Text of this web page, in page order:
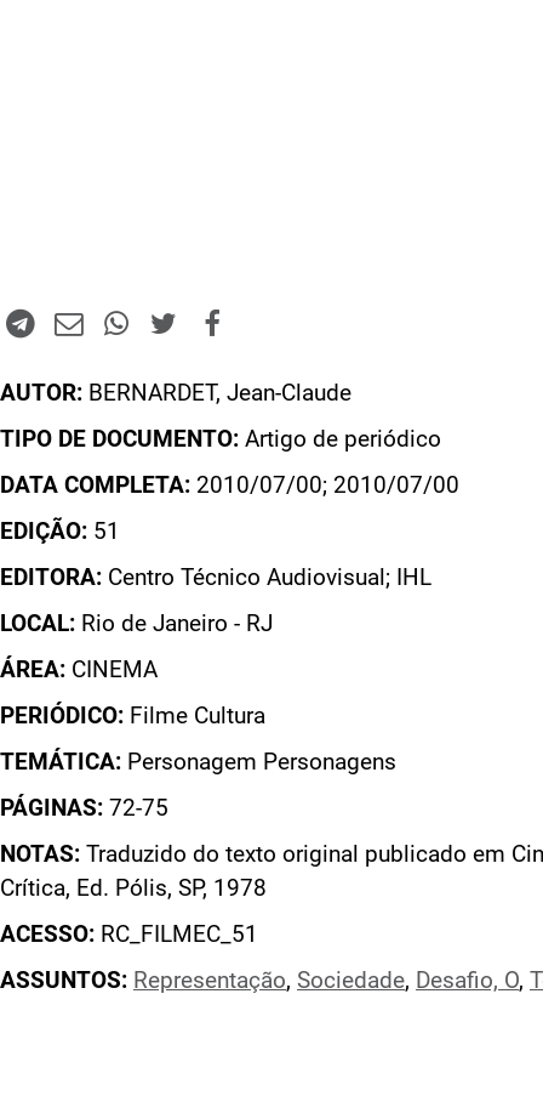
AUTOR: BERNARDET, Jean-Claude
TIPO DE DOCUMENTO: Artigo de periódico
DATA COMPLETA: 2010/07/00; 2010/07/00
EDIÇÃO: 51
EDITORA: Centro Técnico Audiovisual; IHL
LOCAL: Rio de Janeiro - RJ
ÁREA: CINEMA
PERIÓDICO: Filme Cultura
TEMÁTICA: Personagem Personagens
PÁGINAS: 72-75
NOTAS: Traduzido do texto original publicado em
Crítica, Ed. Pólis, SP, 1978
ACESSO: RC_FILMEC_51
ASSUNTOS: Representação, Sociedade, Desafio, O,